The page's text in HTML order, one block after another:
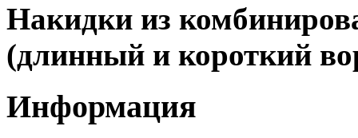
Накидки из
(длинный и короткий
Информация